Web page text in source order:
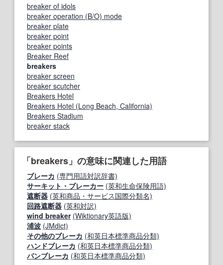
breaker of idols
breaker operation (B/O) mode
breaker plate
breaker point
breaker points
Breaker Reef
breakers
breaker screen
breaker scutcher
Breakers Hotel
Breakers Hotel (Long Beach, California)
Breakers Stadium
breaker stack
「breakers」の意味に関連した用語
ブレーカ (専門用語対訳辞書)
サーキット・ブレーカー (英和生命保険用語)
遮断器 (英和商品・サービス国際分類名)
回路遮断器 (英和対訳)
wind breaker (Wiktionary英語版)
浦波 (JMdict)
その他のブレーカ (和英日本標準商品分類)
ハンドブレーカ (和英日本標準商品分類)
パンブレーカ (和英日本標準商品分類)